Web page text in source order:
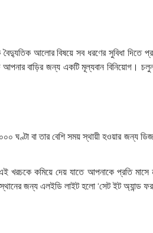
বৈদ্যুতিক আলোর বিষয়ে সব ধরণের সুবিধা দিতে
বাড়ির জন্য একটি মূল্যবান বিনিয়োগ।
ঘণ্টা বা তার বেশি সময় স্থায়ী হওয়ার জন্য
খরচকে কমিয়ে দেয় যাতে আপনাকে প্রতি
জন্য এলইডি লাইট হলো ‘সেট ইট অ্যান্ড